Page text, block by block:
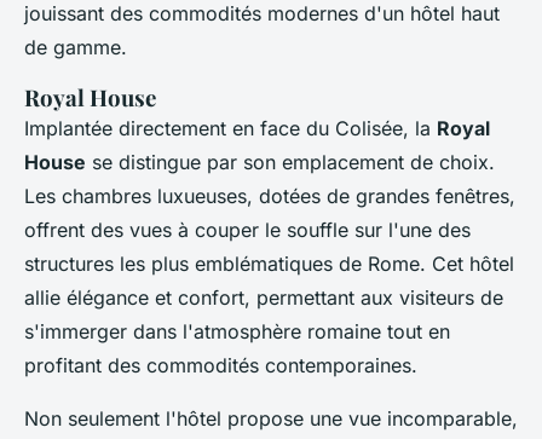
jouissant des commodités modernes d'un hôtel haut
de gamme.
Royal House
Implantée directement en face du Colisée, la Royal
House se distingue par son emplacement de choix.
Les chambres luxueuses, dotées de grandes fenêtres,
offrent des vues à couper le souffle sur l'une des
structures les plus emblématiques de Rome. Cet hôtel
allie élégance et confort, permettant aux visiteurs de
s'immerger dans l'atmosphère romaine tout en
profitant des commodités contemporaines.
Non seulement l'hôtel propose une vue incomparable,